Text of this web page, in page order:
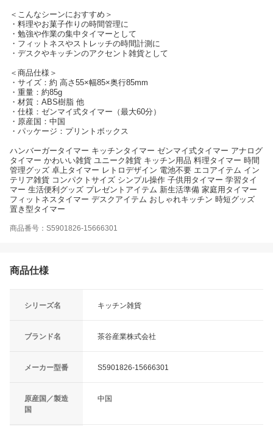
＜こんなシーンにおすすめ＞
・料理やお菓子作りの時間管理に
・勉強や作業の集中タイマーとして
・フィットネスやストレッチの時間計測に
・デスクやキッチンのアクセント雑貨として
＜商品仕様＞
・サイズ：約 高さ55×幅85×奥行85mm
・重量：約85g
・材質：ABS樹脂 他
・仕様：ゼンマイ式タイマー（最大60分）
・原産国：中国
・パッケージ：プリントボックス
ハンバーガータイマー キッチンタイマー ゼンマイ式タイマー アナログ
タイマー かわいい雑貨 ユニーク雑貨 キッチン用品 料理タイマー 時間
管理グッズ 卓上タイマー レトロデザイン 電池不要 エコアイテム イン
テリア雑貨 コンパクトサイズ シンプル操作 子供用タイマー 学習タイ
マー 生活便利グッズ プレゼントアイテム 新生活準備 家庭用タイマー
フィットネスタイマー デスクアイテム おしゃれキッチン 時短グッズ
置き型タイマー
商品番号：S5901826-15666301
商品仕様
シリーズ名 キッチン雑貨
ブランド名 茶谷産業株式会社
メーカー型番 S5901826-15666301
原産国／製造
国
中国